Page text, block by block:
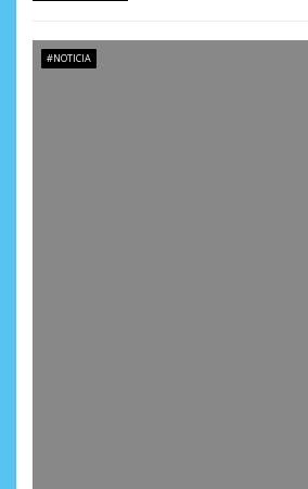
a#NOTICIA